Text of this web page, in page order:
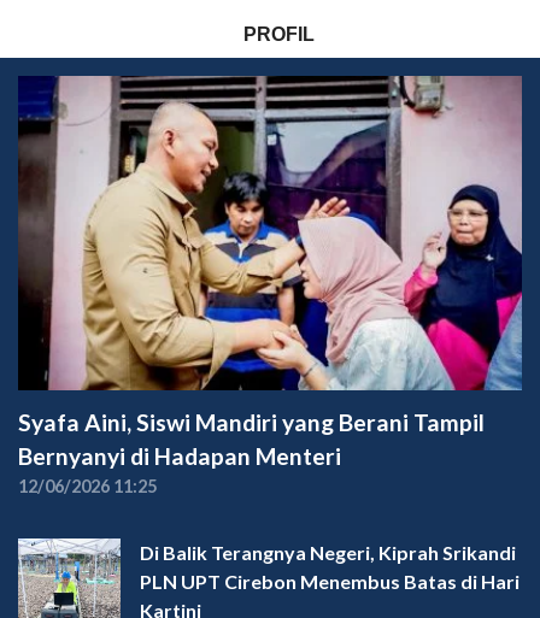
PROFIL
Syafa Aini, Siswi Mandiri yang Berani Tampil
Bernyanyi di Hadapan Menteri
12/06/2026 11:25
Di Balik Terangnya Negeri, Kiprah Srikandi
PLN UPT Cirebon Menembus Batas di Hari
Kartini